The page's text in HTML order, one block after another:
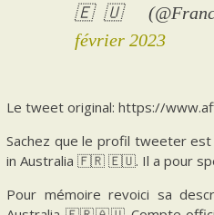
🇪🇺
février 2023
Le tweet original: https://
Sachez que le profil tweeter
in Australia 🇫🇷 🇪🇺. Il a pour
Pour mémoire revoici sa